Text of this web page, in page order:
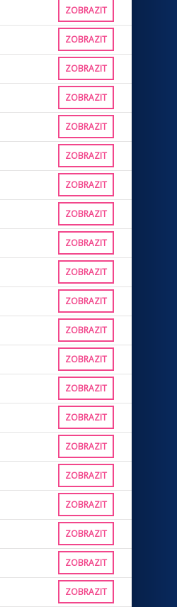
ZOBRAZIT
ZOBRAZIT
ZOBRAZIT
ZOBRAZIT
ZOBRAZIT
ZOBRAZIT
ZOBRAZIT
ZOBRAZIT
ZOBRAZIT
ZOBRAZIT
ZOBRAZIT
ZOBRAZIT
ZOBRAZIT
ZOBRAZIT
ZOBRAZIT
ZOBRAZIT
ZOBRAZIT
ZOBRAZIT
ZOBRAZIT
ZOBRAZIT
ZOBRAZIT